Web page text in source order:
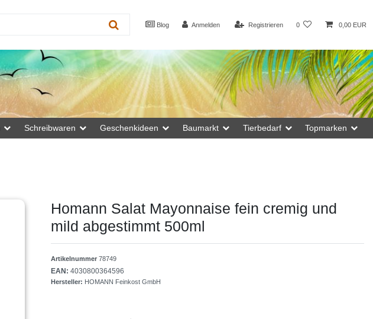
Blog Anmelden Registrieren 0 0,00 EUR
Schreibwaren Geschenkideen Baumarkt Tierbedarf Topmarken
Homann Salat Mayonnaise fein cremig und
mild abgestimmt 500ml
Artikelnummer 78749
EAN: 4030800364596
Hersteller: HOMANN Feinkost GmbH